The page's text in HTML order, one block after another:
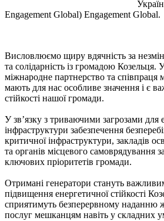
Engagement Global) Engagement Global.
Висловлюємо щиру вдячність за
та солідарність із громадою
міжнародне партнерство та співпраця
мають для нас особливе значення і є
стійкості нашої громади.
У зв’язку з триваючими загрозами для
інфраструктури забезпечення
критичної інфраструктури, закладів
та органів місцевого самоврядування
ключових пріоритетів громади.
Отримані генератори стануть
підвищення енергетичної стійкості
сприятимуть безперервному наданню
послуг мешканцям навіть у складних